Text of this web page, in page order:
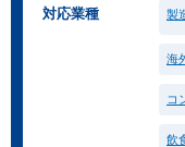
対応業種 製
海
コ
飲